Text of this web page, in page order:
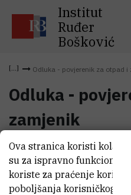
Institut
Ruđer
Bošković
Odluka - povjerenik za otpad i
Odluka -
zamjenik
Odluka - povjerenik
zamjenik
Ova stranica koristi
su za ispravno
koriste za praćenje
poboljšanja korisničkog